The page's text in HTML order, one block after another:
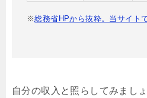
※総務省HPから抜粋。当サイト
自分の収入と照らしてみましょ